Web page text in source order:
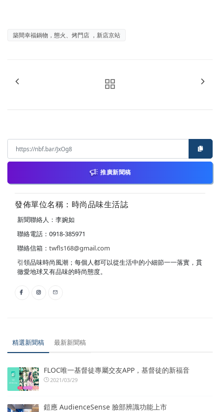
築間幸福鍋物，態火、烤門店 ，新店京站
推廣新聞稿
發佈單位名稱：時尚品味生活誌
新聞聯絡人：李婉如
聯絡電話：0918-385971
聯絡信箱： twfls168@gmail.com
引領品味時尚風潮；每個人都可以從生活中的小細節一一落實，貫
徹愛地球又有品味的時尚態度。
精選新聞稿 最新新聞稿
FLOC唯一基督徒專屬交友APP，基督徒的新福音
2021/03/29
鎧應 AudienceSense 臉部辨識功能上市